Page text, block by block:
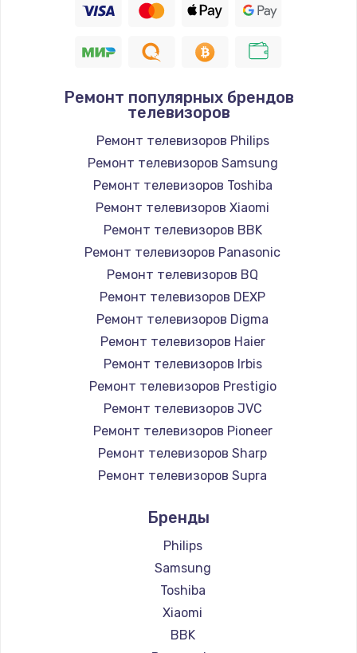
Восстановление цепи питания, пайка
Заказать
Программный ремонт/прошивка
Замена Bluetooth/Wi-Fi модуля
Заказать
Замена картридера
890 руб.
Заказать
Замена микросхемы NFC
1100 руб.
Заказать
Замена шим-контроллера
Заказать
Настройка Wi-Fi
1030 руб.
Заказать
Ремонт популярных брендов
телевизоров
Ремонт телевизоров Philips
Ремонт телевизоров Samsung
Ремонт телевизоров Toshiba
Ремонт телевизоров Xiaomi
Ремонт телевизоров BBK
Ремонт телевизоров Panasonic
Ремонт телевизоров BQ
Ремонт телевизоров DEXP
Ремонт телевизоров Digma
Ремонт телевизоров Haier
Ремонт телевизоров Irbis
Ремонт телевизоров Prestigio
Ремонт телевизоров JVC
Ремонт телевизоров Pioneer
Ремонт телевизоров Sharp
Ремонт телевизоров Supra
Ремонт телевизоров Hisense
Ремонт телевизоров Daewoo
Ремонт телевизоров Centek
Ремонт телевизоров Telefunken
Ремонт телевизоров Hyundai
Ремонт телевизоров Doffler
Бренды
Philips
Samsung
Toshiba
Xiaomi
BBK